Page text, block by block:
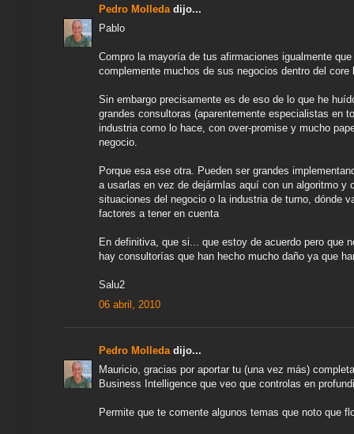
Pedro Molleda dijo...
Pablo
Compro la mayoría de tus afirmaciones igualmente
complemente muchos de sus negocios dentro del core
Sin embargo precisamente es de eso de lo que he
grandes consultoras (aparentemente especialistas en
industria como lo hace, con over-promise y mucho
negocio.
Porque esa ese otra. Pueden ser grandes
a usarlas en vez de dejármlas aquí con un algoritmo
situaciones del negocio o la industria de turno, dónde
factores a tener en cuenta
En definitiva, que si... que estoy de acuerdo pero que
hay consultorías que han hecho mucho daño ya que
Salu2
06 abril, 2010
Pedro Molleda dijo...
Mauricio, gracias por aportar tu (una vez más)
Business Intelligence que veo que controlas en
Permite que te comente algunos temas que noto que